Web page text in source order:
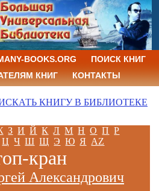
BOOKS.ORG
ПОИСК КНИГ
КНИГ
КОНТАКТЫ
КНИГУ В БИБЛИОТЕКЕ
З И Й К Л М Н О П Р
Ц Ч Ш Щ Э Ю Я AZ
кран
Александрович